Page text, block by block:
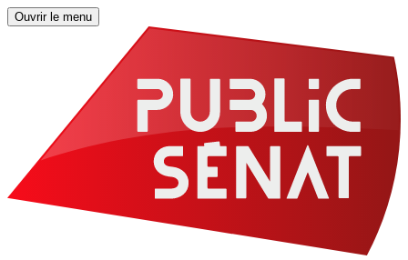
Ouvrir le menu